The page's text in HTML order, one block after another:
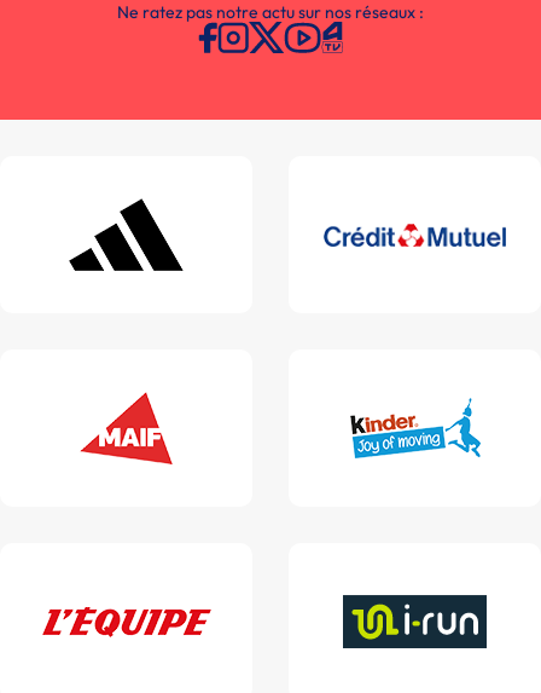
Ne ratez pas notre actu sur nos réseaux :